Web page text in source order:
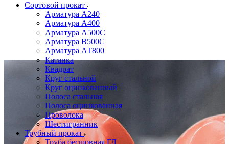
Сортовой прокат
Арматура А240
Арматура А400
Арматура А500C
Арматура В500С
Арматура АТ800
Катанка
Квадрат
Круг стальной
Круг оцинкованный
Полоса стальная
Полоса оцинкованная
Проволока
Шестигранник
Трубный прокат
Труба бесшовная ГД